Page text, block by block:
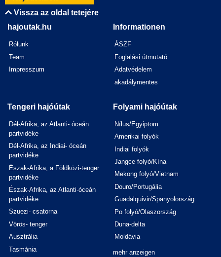
Vissza az oldal tetejére
hajoutak.hu
Rólunk
Team
Impresszum
Informationen
ÁSZF
Foglalási útmutató
Adatvédelem
akadálymentes
Tengeri hajóútak
Dél-Afrika, az Atlanti- óceán
partvidéke
Dél-Afrika, az Indiai- óceán
partvidéke
Észak-Afrika, a Földközi-tenger
partvidéke
Észak-Afrika, az Atlanti-óceán
partvidéke
Szuezi- csatorna
Vörös- tenger
Ausztrália
Tasmánia
Folyami hajóútak
Nílus/Egyiptom
Amerikai folyók
Indiai folyók
Jangce folyó/Kína
Mekong folyó/Vietnam
Douro/Portugália
Guadalquivir/Spanyolország
Po folyó/Olaszország
Duna-delta
Moldávia
mehr anzeigen